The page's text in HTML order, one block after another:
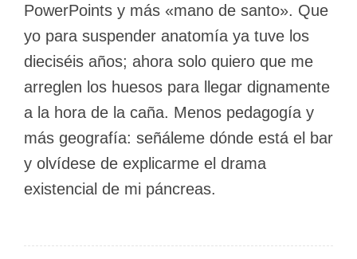
PowerPoints y más «mano de santo». Que
yo para suspender anatomía ya tuve los
dieciséis años; ahora solo quiero que me
arreglen los huesos para llegar dignamente
a la hora de la caña. Menos pedagogía y
más geografía: señáleme dónde está el bar
y olvídese de explicarme el drama
existencial de mi páncreas.